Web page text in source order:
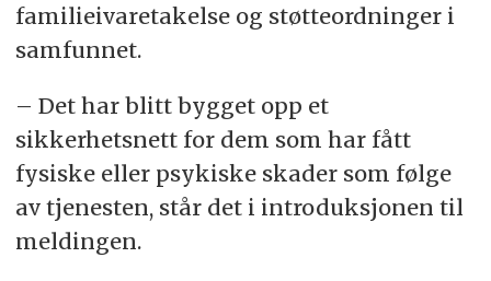
familieivaretakelse og støtteordninger i
samfunnet.
– Det har blitt bygget opp et
sikkerhetsnett for dem som har fått
fysiske eller psykiske skader som følge
av tjenesten, står det i introduksjonen til
meldingen.